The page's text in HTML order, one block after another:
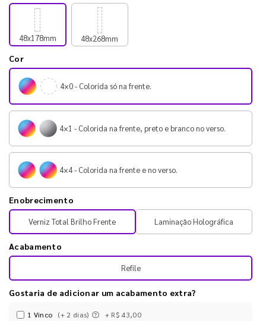
48x178mm 48x268mm
Cor
4×0 - Colorida só na frente.
4×1 - Colorida na frente, preto e branco no verso.
4×4 - Colorida na frente e no verso.
Enobrecimento
Verniz Total Brilho Frente Laminação Holográfica
Acabamento
Refile
Gostaria de adicionar um acabamento extra?
1 Vinco (+ 2 dias) + R$ 43,00